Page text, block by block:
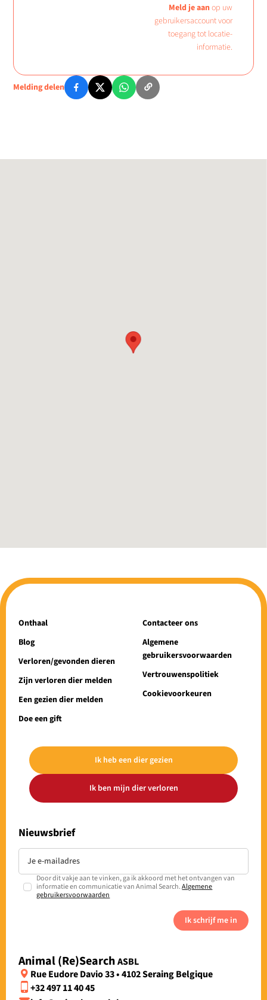
Meld je aanop uw
gebruikersaccount voor
toegang tot locatie-
informatie.
Melding delen
Animal (Re)SearchASBL
Rue Eudore Davio 33 • 4102 Seraing Belgique
+32 497 11 40 45
Onthaal
Blog
Verloren/gevonden dieren
Zijn verloren dier melden
Een gezien dier melden
Doe een gift
Contacteer ons
Algemene
gebruikersvoorwaarden
Vertrouwenspolitiek
Cookievoorkeuren
Ik heb een dier gezien
Ik ben mijn dier verloren
Nieuwsbrief
Door dit vakje aan te vinken, ga ik akkoord met het ontvangen van
informatie en communicatie van Animal Search.Algemene
gebruikersvoorwaarden
Ik schrijf me in